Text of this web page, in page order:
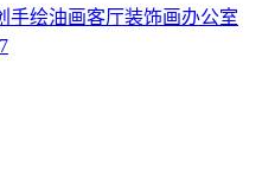
手绘油画客厅装饰画办公室